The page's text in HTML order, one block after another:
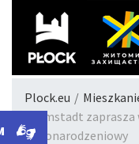
Plock.eu /
Darmstadt
Bożonarodzeniowy